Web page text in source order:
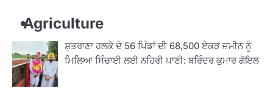
Agriculture
ਸ਼ੁਤਰਾਣਾ ਹਲਕੇ ਦੇ 56 ਪਿੰਡਾਂ ਦੀ 68,500 ਏਕੜ ਜ਼ਮੀਨ ਨੂੰ
ਮਿਲਿਆ ਸਿੰਚਾਈ ਲਈ ਨਹਿਰੀ ਪਾਣੀ: ਬਰਿੰਦਰ ਕੁਮਾਰ ਗੋਇਲ